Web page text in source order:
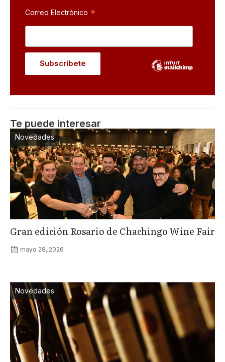
Correo Electrónico *
Te puede interesar
Novedades
Gran edición Rosario de Chachingo Wine Fair
mayo 28, 2026
Novedades